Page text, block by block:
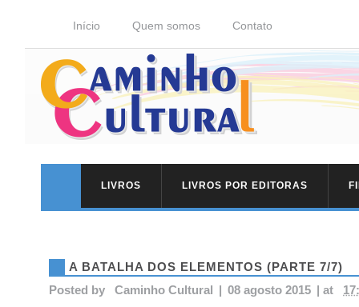
Início Quem somos Contato
LIVROS LIVROS POR EDITORAS
A BATALHA DOS ELEMENTOS (PARTE 7/7)
Posted by
Caminho Cultural | 08 agosto 2015 | at